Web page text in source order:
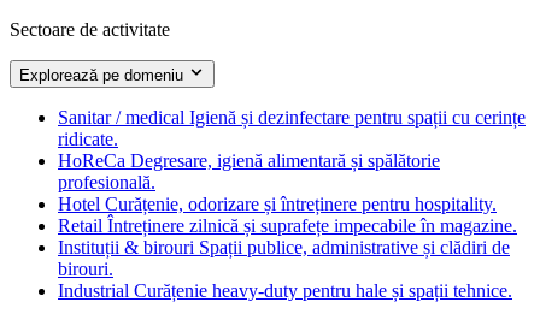
Sectoare de activitate
Explorează pe domeniu
Sanitar / medical Igienă și dezinfectare pentru spații cu cerințe
ridicate.
HoReCa Degresare, igienă alimentară și spălătorie
profesională.
Hotel Curățenie, odorizare și întreținere pentru hospitality.
Retail Întreținere zilnică și suprafețe impecabile în magazine.
Instituții & birouri Spații publice, administrative și clădiri de
birouri.
Industrial Curățenie heavy-duty pentru hale și spații tehnice.